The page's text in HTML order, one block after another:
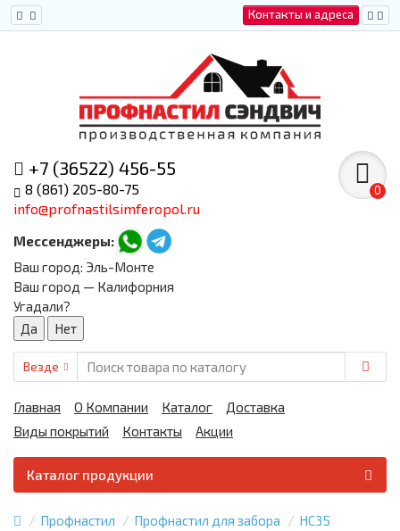
Контакты и адреса
+7 (36522) 456-55
8 (861) 205-80-75
info@profnastilsimferopol.ru
Мессенджеры:
0
Ваш город: Эль-Монте
Ваш город — Калифорния
Угадали?
Везде
Главная О Компании Каталог
Доставка
Виды покрытий
Контакты Акции
Каталог продукции
Профнастил Профнастил для забора
НС35